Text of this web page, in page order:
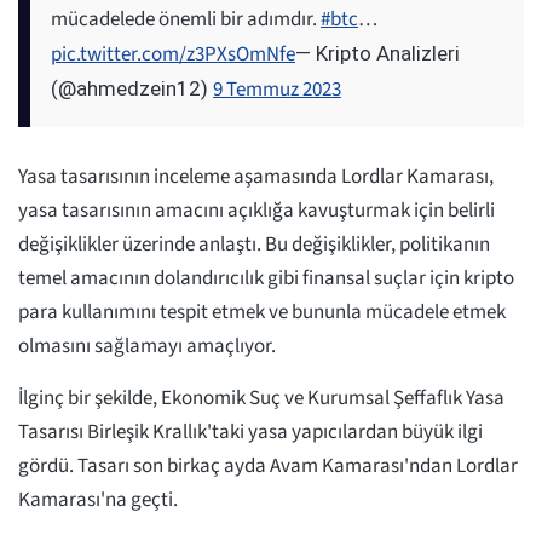
mücadelede önemli bir adımdır.#btc…
pic.twitter.com/z3PXsOmNfe— Kripto Analizleri
(@ahmedzein12) 9 Temmuz 2023
Yasa tasarısının inceleme aşamasında Lordlar Kamarası,
yasa tasarısının amacını açıklığa kavuşturmak için belirli
değişiklikler üzerinde anlaştı. Bu değişiklikler, politikanın
temel amacının dolandırıcılık gibi finansal suçlar için kripto
para kullanımını tespit etmek ve bununla mücadele etmek
olmasını sağlamayı amaçlıyor.
İlginç bir şekilde, Ekonomik Suç ve Kurumsal Şeffaflık Yasa
Tasarısı Birleşik Krallık'taki yasa yapıcılardan büyük ilgi
gördü. Tasarı son birkaç ayda Avam Kamarası'ndan Lordlar
Kamarası'na geçti.